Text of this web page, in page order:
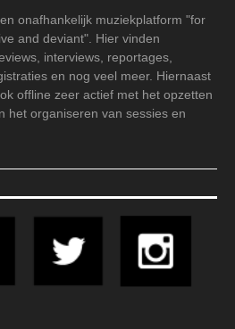
onafhankelijk muziekplatform "for
and deviant". Hier vinden
interviews, reportages,
en nog veel meer. Hiernaast
offline zeer actief met het opzetten
het organiseren van sessies en